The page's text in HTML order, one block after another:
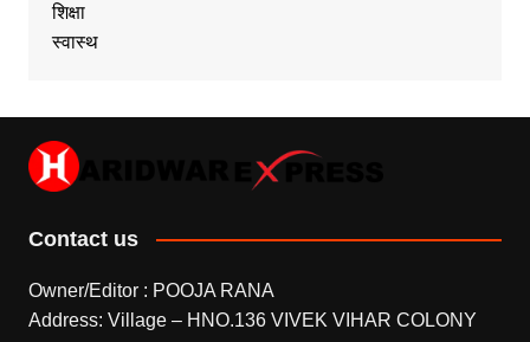
शिक्षा
स्वास्थ
Contact us
Owner/Editor : POOJA RANA
Address: Village – HNO.136 VIVEK VIHAR COLONY